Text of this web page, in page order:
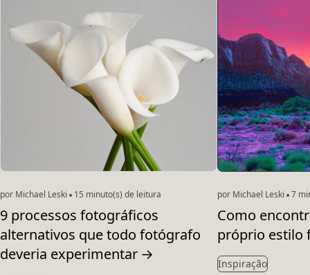
por Michael Leski 15 minuto(s) de leitura
9 processos fotográficos
alternativos que todo fotógrafo
deveria experimentar →
por Michael Leski 7
Como
próprio estilo
Inspiração